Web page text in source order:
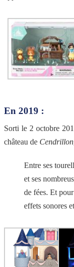
En 2019 :
Sorti le 2 octobre
château de Cendrillon
Entre ses
et ses
de fées. Et
effets sonores